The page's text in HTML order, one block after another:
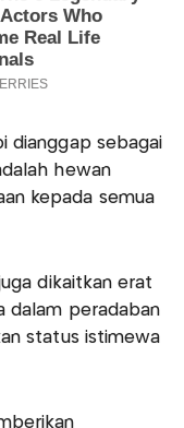
dianggap sebagai
hewan
kepada semua
dikaitkan erat
dalam peradaban
status istimewa